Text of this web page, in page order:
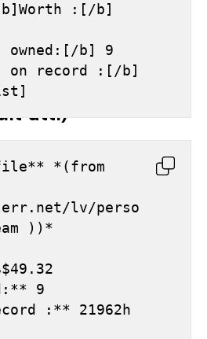
owned:[/b] 9
utt.)
*(from
lv/perso
))*
9
:** 21962h